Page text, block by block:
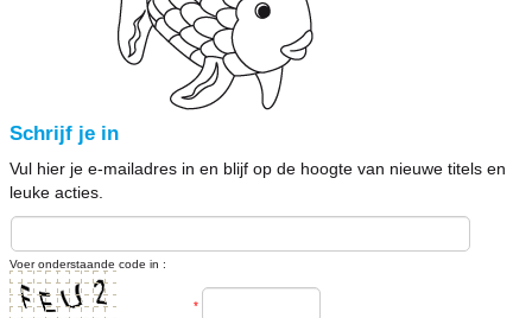
Schrijf je in
Vul hier je e-mailadres in en blijf op de hoogte van nieuwe titels en
leuke acties.
Voer onderstaande code in :
*